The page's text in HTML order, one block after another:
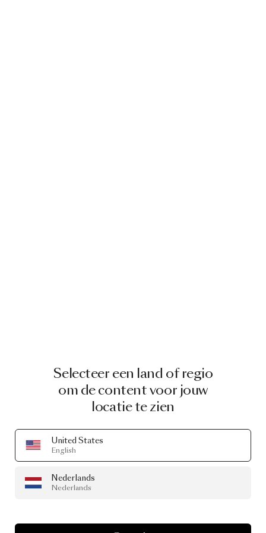
Selecteer een land of regio
om de content voor jouw
locatie te zien
United States
English
Nederlands
Nederlands